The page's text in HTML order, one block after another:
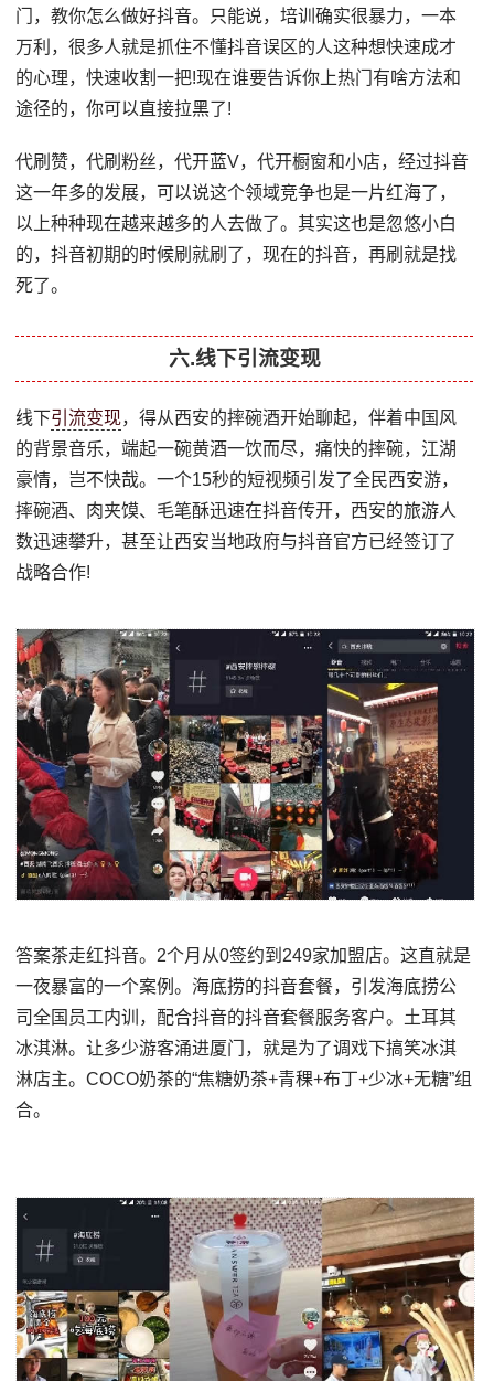
门，教你怎么做好抖音。只能说，培训确实很暴力，一本
万利，很多人就是抓住不懂抖音误区的人这种想快速成才
的心理，快速收割一把!现在谁要告诉你上热门有啥方法和
途径的，你可以直接拉黑了!
代刷赞，代刷粉丝，代开蓝V，代开橱窗和小店，经过抖音
这一年多的发展，可以说这个领域竞争也是一片红海了，
以上种种现在越来越多的人去做了。其实这也是忽悠小白
的，抖音初期的时候刷就刷了，现在的抖音，再刷就是找
死了。
六.线下引流变现
线下引流变现，得从西安的摔碗酒开始聊起，伴着中国风
的背景音乐，端起一碗黄酒一饮而尽，痛快的摔碗，江湖
豪情，岂不快哉。一个15秒的短视频引发了全民西安游，
摔碗酒、肉夹馍、毛笔酥迅速在抖音传开，西安的旅游人
数迅速攀升，甚至让西安当地政府与抖音官方已经签订了
战略合作!
答案茶走红抖音。2个月从0签约到249家加盟店。这直就是
一夜暴富的一个案例。海底捞的抖音套餐，引发海底捞公
司全国员工内训，配合抖音的抖音套餐服务客户。土耳其
冰淇淋。让多少游客涌进厦门，就是为了调戏下搞笑冰淇
淋店主。COCO奶茶的“焦糖奶茶+青稞+布丁+少冰+无糖”组
合。